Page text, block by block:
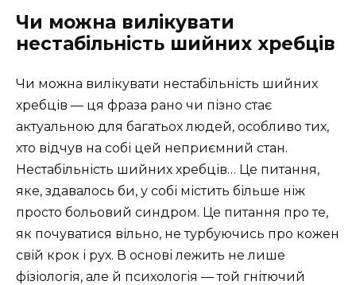
Чи можна вилікувати
нестабільність шийних хребців
Чи можна вилікувати нестабільність шийних
хребців — ця фраза рано чи пізно стає
актуальною для багатьох людей, особливо тих,
хто відчув на собі цей неприємний стан.
Нестабільність шийних хребців… Це питання,
яке, здавалось би, у собі містить більше ніж
просто больовий синдром. Це питання про те,
як почуватися вільно, не турбуючись про кожен
свій крок і рух. В основі лежить не лише
фізіологія, але й психологія — той гнітючий